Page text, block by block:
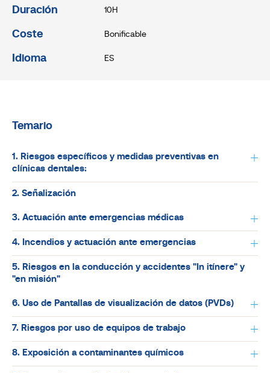
Duración 10H
Coste Bonificable
Idioma ES
Temario
1. Riesgos específicos y medidas preventivas en
clínicas dentales:
2. Señalización
3. Actuación ante emergencias médicas
4. Incendios y actuación ante emergencias
5. Riesgos en la conducción y accidentes "In itínere" y
"en misión"
6. Uso de Pantallas de visualización de datos (PVDs)
7. Riesgos por uso de equipos de trabajo
8. Exposición a contaminantes químicos